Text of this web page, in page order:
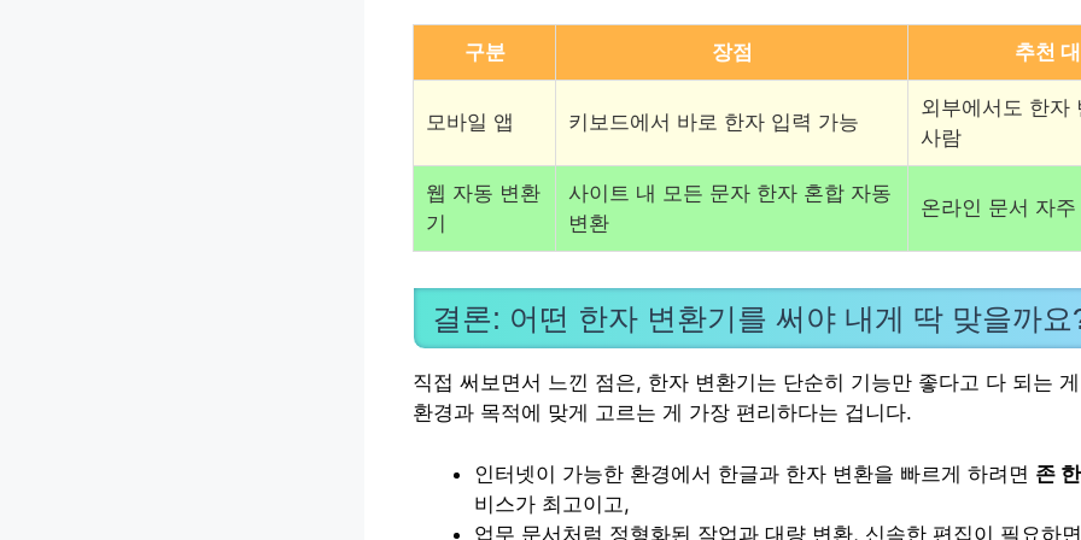
구분 장점 추천
모바일 앱 키보드에서 바로 한자 입력 가능
외부에서도 한자
사람
웹 자동 변환
기
사이트 내 모든 문자 한자 혼합 자동
변환
온라인 문서 자
결론: 어떤 한자 변환기를 써야 내게 딱 맞을까요
직접 써보면서 느낀 점은, 한자 변환기는 단순히 기능만 좋다고 다 되는
환경과 목적에 맞게 고르는 게 가장 편리하다는 겁니다.
인터넷이 가능한 환경에서 한글과 한자 변환을 빠르게 하려면 존
비스가 최고이고,
업무 문서처럼 정형화된 작업과 대량 변환, 신속한 편집이 필요하